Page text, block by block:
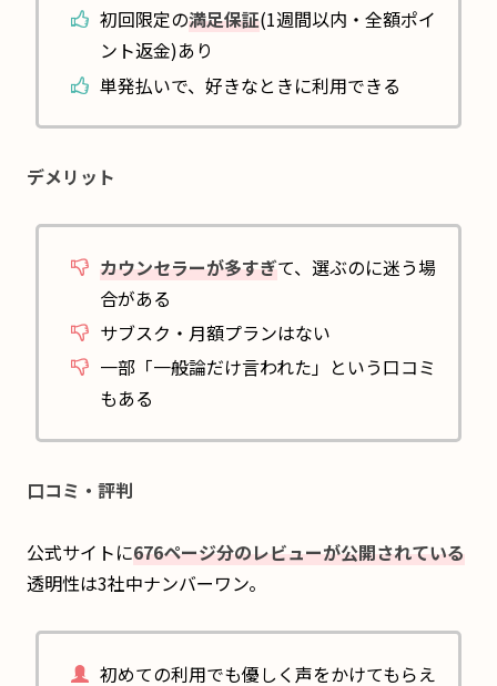
初回限定の満足保証(1週間以内・全額ポイ
ント返金)あり
単発払いで、好きなときに利用できる
デメリット
カウンセラーが多すぎて、選ぶのに迷う場
合がある
サブスク・月額プランはない
一部「一般論だけ言われた」という口コミ
もある
口コミ・評判
公式サイトに676ページ分のレビューが公開されている
透明性は3社中ナンバーワン。
初めての利用でも優しく声をかけてもらえ